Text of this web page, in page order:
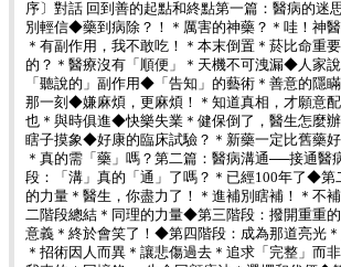
序〕對話 回到善的起點和終點第一篇：醫病的迷
別輕信◆藥到病除？！＊厲害的神藥？＊哇！神
＊有副作用，我不敢吃！＊本末倒置＊菸比命重
的？＊醫療沒有「順便」＊天機不可洩漏◆人家
「聽說的」副作用◆「告知」的藝術＊善意的隱
那一刻◆嫌麻煩，更麻煩！＊知道真相，才願意
也＊與時俱進◆快樂失業＊健保倒了，醫生怎麼
瞎子摸象◆好康的臨床試驗？＊新藥一定比舊藥
＊真的需「藥」嗎？第二篇：醫病溝通──接通
段：「溝」真的「通」了嗎？＊已經100年了◆第
的力量＊醫生，你盡力了！＊進補別瞎補！＊不
二階段總結＊同理的力量◆第三階段：撥開重重
意義＊終於會笑了！◆第四階段：成為那道亮光
＊招術因人而異＊讓悲傷過去＊追求「完整」而